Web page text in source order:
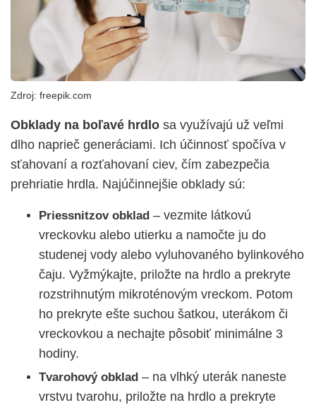
Zdroj: freepik.com
Obklady na boľavé hrdlo sa využívajú už veľmi
dlho naprieč generáciami. Ich účinnosť spočíva v
sťahovaní a rozťahovaní ciev, čím zabezpečia
prehriatie hrdla. Najúčinnejšie obklady sú:
Priessnitzov obklad – vezmite látkovú
vreckovku alebo utierku a namočte ju do
studenej vody alebo vyluhovaného bylinkového
čaju. Vyžmýkajte, priložte na hrdlo a prekryte
rozstrihnutým mikroténovým vreckom. Potom
ho prekryte ešte suchou šatkou, uterákom či
vreckovkou a nechajte pôsobiť minimálne 3
hodiny.
Tvarohový obklad – na vlhký uterák naneste
vrstvu tvarohu, priložte na hrdlo a prekryte